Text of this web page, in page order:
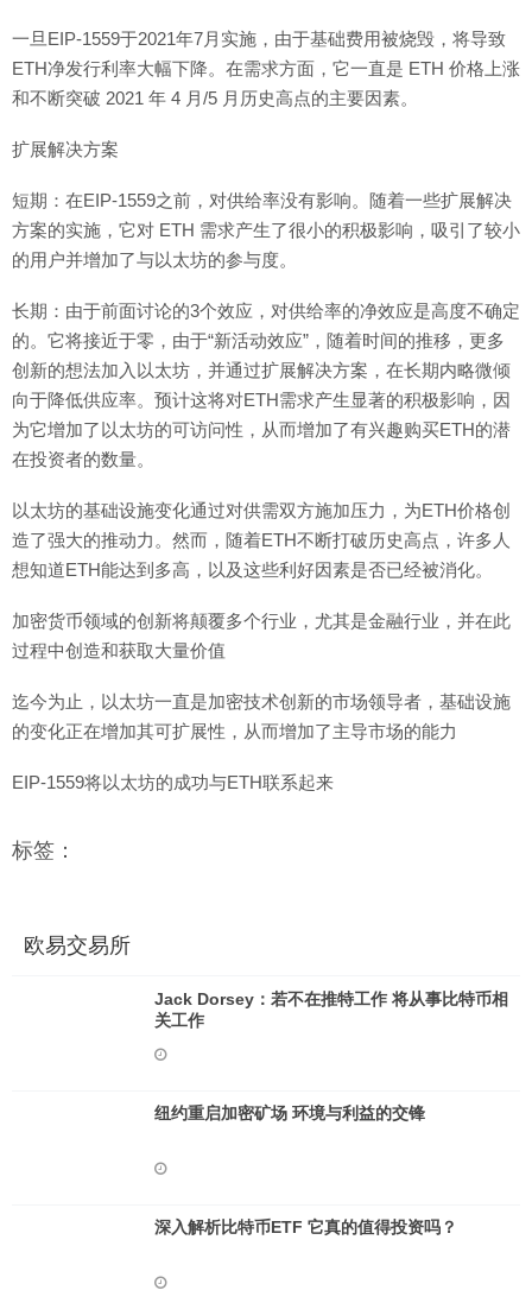
一旦EIP-1559于2021年7月实施，由于基础费用被烧毁，将导致
ETH净发行利率大幅下降。在需求方面，它一直是 ETH 价格上涨
和不断突破 2021 年 4 月/5 月历史高点的主要因素。
扩展解决方案
短期：在EIP-1559之前，对供给率没有影响。随着一些扩展解决
方案的实施，它对 ETH 需求产生了很小的积极影响，吸引了较小
的用户并增加了与以太坊的参与度。
长期：由于前面讨论的3个效应，对供给率的净效应是高度不确定
的。它将接近于零，由于“新活动效应”，随着时间的推移，更多
创新的想法加入以太坊，并通过扩展解决方案，在长期内略微倾
向于降低供应率。预计这将对ETH需求产生显著的积极影响，因
为它增加了以太坊的可访问性，从而增加了有兴趣购买ETH的潜
在投资者的数量。
以太坊的基础设施变化通过对供需双方施加压力，为ETH价格创
造了强大的推动力。然而，随着ETH不断打破历史高点，许多人
想知道ETH能达到多高，以及这些利好因素是否已经被消化。
加密货币领域的创新将颠覆多个行业，尤其是金融行业，并在此
过程中创造和获取大量价值
迄今为止，以太坊一直是加密技术创新的市场领导者，基础设施
的变化正在增加其可扩展性，从而增加了主导市场的能力
EIP-1559将以太坊的成功与ETH联系起来
标签：
欧易交易所
Jack Dorsey：若不在推特工作 将从事比特币相
关工作
纽约重启加密矿场 环境与利益的交锋
深入解析比特币ETF 它真的值得投资吗？